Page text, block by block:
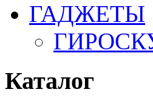
ГАДЖЕТЫ
Каталог